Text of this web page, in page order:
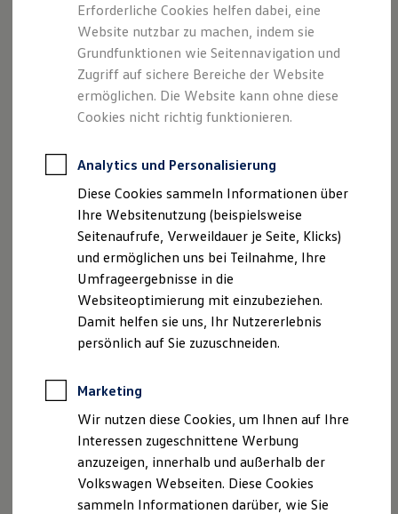
Kleinwagen-Leasing
Leasing ohne Anzahlung
Finanzierung
Autokredit mit Schlussrate
Versicherungen und Garantien
Kfz-Versicherung
Restschuldversicherungen
Garantien
Professional Class bei Volkswagen
Behörden
Direktkunden
Sonderfahrzeuge
Anpfiff zum Gewinn
Elektromobilität
Elektroautos
ID. Tutorials
Elektrofahrzeugkonzepte
ID. EVERY1
Reichweite
Rekuperation
Laden unterwegs
Laden Zuhause
Ladestationen finden
Ladezeitensimulator
Batterie
Sicherheit
Impressum
Datenschutzerklärung
Impressum
Autohaus Hessenkassel GmbH & Co. Vertriebs KG
Registergericht Amtsgericht Kassel, HRA 8678
vertreten durch Autohaus Hessenkassel GmbH
Registergericht Amtsgericht Kassel, HRB 2918
Geschäftsführung: Matthias Welter, Ingo Flaßpöhler
34123 Kassel
Telefon: 0561 / 50 06-0
Fax: 0561 / 5 00 6-109
E-Mail:hk.info@glinicke.de
USt.-ID: DE 113 019 260
Erforderliche Cookies helfen dabei, eine
Website nutzbar zu machen, indem sie
Grundfunktionen wie Seitennavigation und
Zugriff auf sichere Bereiche der Website
ermöglichen. Die Website kann ohne diese
Cookies nicht richtig funktionieren.
Analytics und Personalisierung
Diese Cookies sammeln Informationen über
Ihre Websitenutzung (beispielsweise
Seitenaufrufe, Verweildauer je Seite, Klicks)
und ermöglichen uns bei Teilnahme, Ihre
Umfrageergebnisse in die
Websiteoptimierung mit einzubeziehen.
Damit helfen sie uns, Ihr Nutzererlebnis
persönlich auf Sie zuzuschneiden.
Marketing
Wir nutzen diese Cookies, um Ihnen auf Ihre
Interessen zugeschnittene Werbung
anzuzeigen, innerhalb und außerhalb der
Volkswagen Webseiten. Diese Cookies
sammeln Informationen darüber, wie Sie